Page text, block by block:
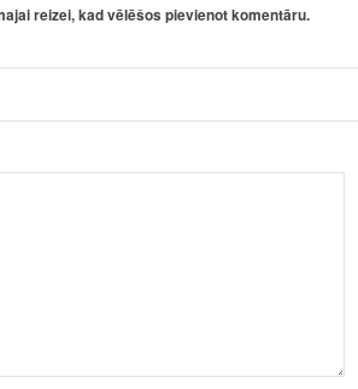
reizei, kad vēlēšos pievienot komentāru.